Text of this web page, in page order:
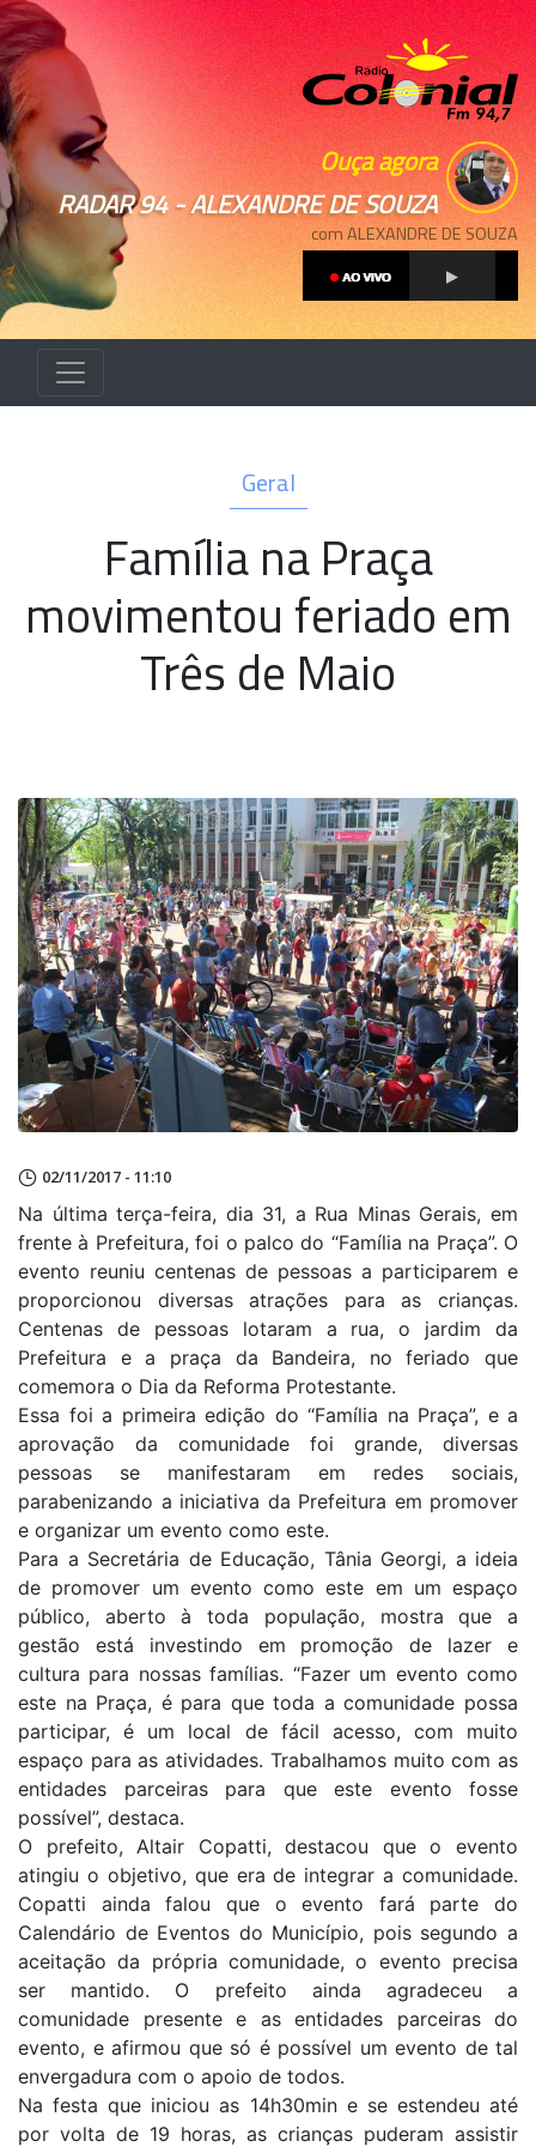
Ouça agora
RADAR 94 - ALEXANDRE DE SOUZA
com ALEXANDRE DE SOUZA
Geral
Família na Praça
movimentou feriado em
Três de Maio
02/11/2017 - 11:10
Na última terça-feira, dia 31, a Rua Minas Gerais, em
frente à Prefeitura, foi o palco do “Família na Praça”. O
evento reuniu centenas de pessoas a participarem e
proporcionou diversas atrações para as crianças.
Centenas de pessoas lotaram a rua, o jardim da
Prefeitura e a praça da Bandeira, no feriado que
comemora o Dia da Reforma Protestante.
Essa foi a primeira edição do “Família na Praça”, e a
aprovação da comunidade foi grande, diversas
pessoas se manifestaram em redes sociais,
parabenizando a iniciativa da Prefeitura em promover
e organizar um evento como este.
Para a Secretária de Educação, Tânia Georgi, a ideia
de promover um evento como este em um espaço
público, aberto à toda população, mostra que a
gestão está investindo em promoção de lazer e
cultura para nossas famílias. “Fazer um evento como
este na Praça, é para que toda a comunidade possa
participar, é um local de fácil acesso, com muito
espaço para as atividades. Trabalhamos muito com as
entidades parceiras para que este evento fosse
possível”, destaca.
O prefeito, Altair Copatti, destacou que o evento
atingiu o objetivo, que era de integrar a comunidade.
Copatti ainda falou que o evento fará parte do
Calendário de Eventos do Município, pois segundo a
aceitação da própria comunidade, o evento precisa
ser mantido. O prefeito ainda agradeceu a
comunidade presente e as entidades parceiras do
evento, e afirmou que só é possível um evento de tal
envergadura com o apoio de todos.
Na festa que iniciou as 14h30min e se estendeu até
por volta de 19 horas, as crianças puderam assistir